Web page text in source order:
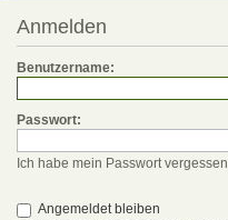
Anmelden
Benutzername:
Passwort:
Ich habe mein Passwort vergessen
Angemeldet bleiben